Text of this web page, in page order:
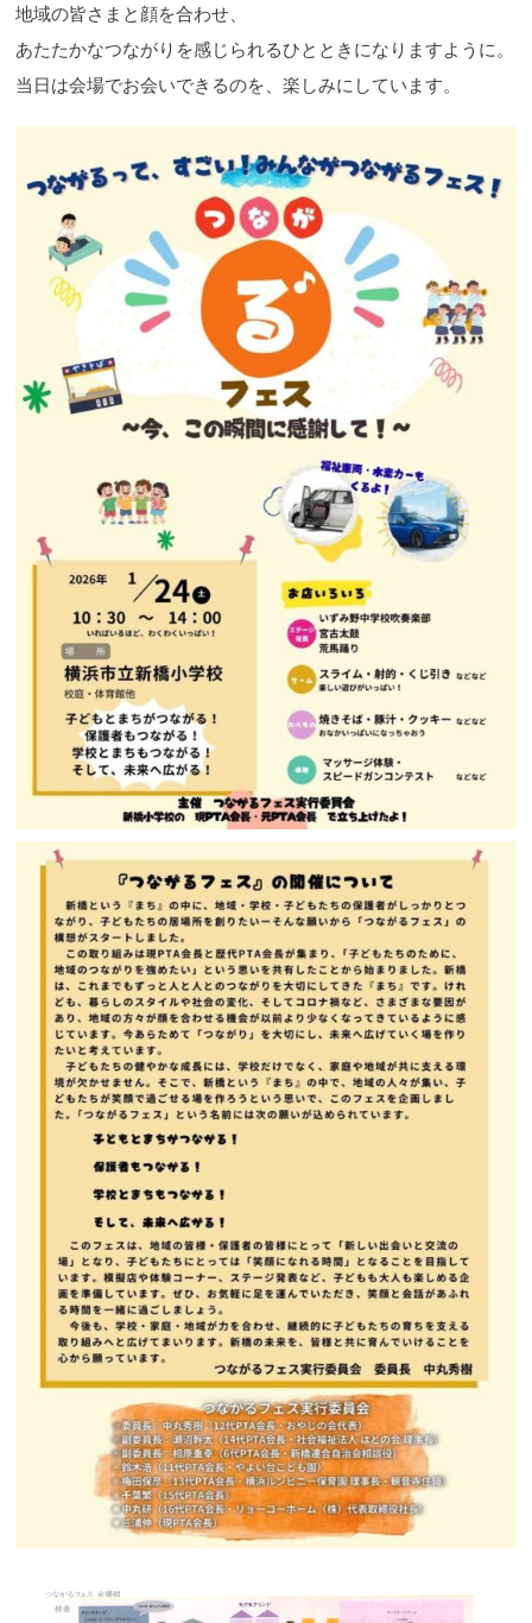
地域の皆さまと顔を合わせ、
あたたかなつながりを感じられるひとときになりますように。
当日は会場でお会いできるのを、楽しみにしています。